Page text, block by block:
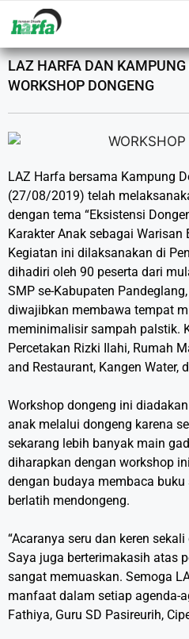
LAZ HARFA DAN
WORKSHOP DONGENG
LAZ Harfa bersama Kampung
(27/08/2019) telah
dengan tema “Eksistensi
Karakter Anak sebagai Warisan
Kegiatan ini dilaksanakan di
dihadiri oleh 90 peserta dari
SMP se-Kabupaten
diwajibkan membawa tempat
meminimalisir sampah palstik.
Percetakan Rizki Ilahi, Rumah
and Restaurant, Kangen Water,
Workshop dongeng ini
anak melalui dongeng karena
sekarang lebih banyak main
diharapkan dengan workshop
dengan budaya membaca
berlatih mendongeng.
“Acaranya seru dan keren
Saya juga berterimakasih atas
sangat memuaskan. Semoga
manfaat dalam setiap agenda-
Fathiya, Guru SD Pasireurih,